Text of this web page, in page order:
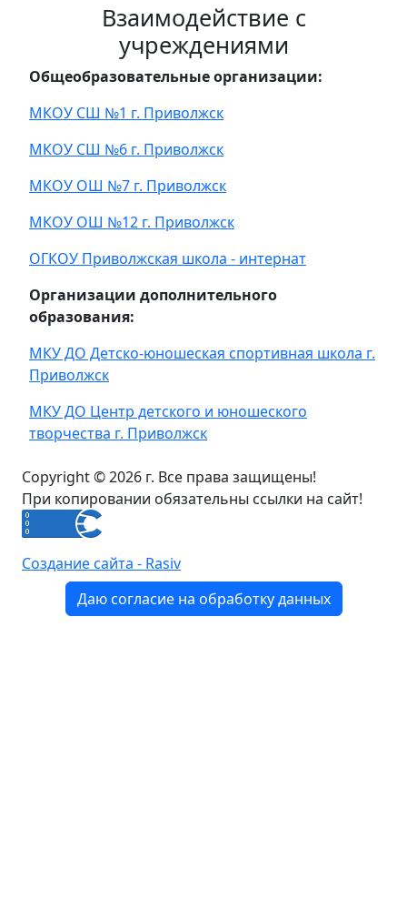
Взаимодействие с
учреждениями
Общеобразовательные организации:
МКОУ СШ №1 г. Приволжск
МКОУ СШ №6 г. Приволжск
МКОУ ОШ №7 г. Приволжск
МКОУ ОШ №12 г. Приволжск
ОГКОУ Приволжская школа - интернат
Организации дополнительного
образования:
МКУ ДО Детско-юношеская спортивная школа г.
Приволжск
МКУ ДО Центр детского и юношеского
творчества г. Приволжск
Copyright © 2026 г. Все права защищены!
При копировании обязательны ссылки на сайт!
Создание сайта - Rasiv
Даю согласие на обработку данных